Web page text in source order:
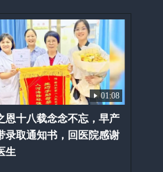
01:08
恩十八载念念不忘，早产
录取通知书，回医院感谢
生